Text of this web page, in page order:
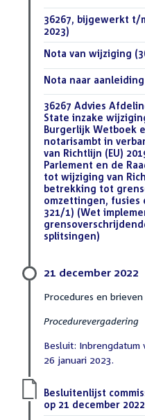
Download
bestand:
36267, bijgewerkt t/
2023)
Download
Nota van wijziging
Download
bestand:
Nota naar
Download
bestand:
36267 Advies
State inzake
Burgerlijk Wetboek
notarisambt in
van Richtlijn (EU)
Parlement en de
tot wijziging van
betrekking tot
omzettingen, fusies
321/1) (Wet
splitsingen)
21 december 2022
Procedures en brieven
Procedurevergadering
Besluit:
26 januari 2023.
Download
bestand:
Besluitenlijst
op 21 december 2022